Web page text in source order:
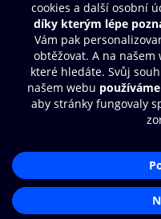
Moje O2 Knihovna
Další zábava
© O2 Czech Republic a.s.
Přístupnost
Zásady zpracování